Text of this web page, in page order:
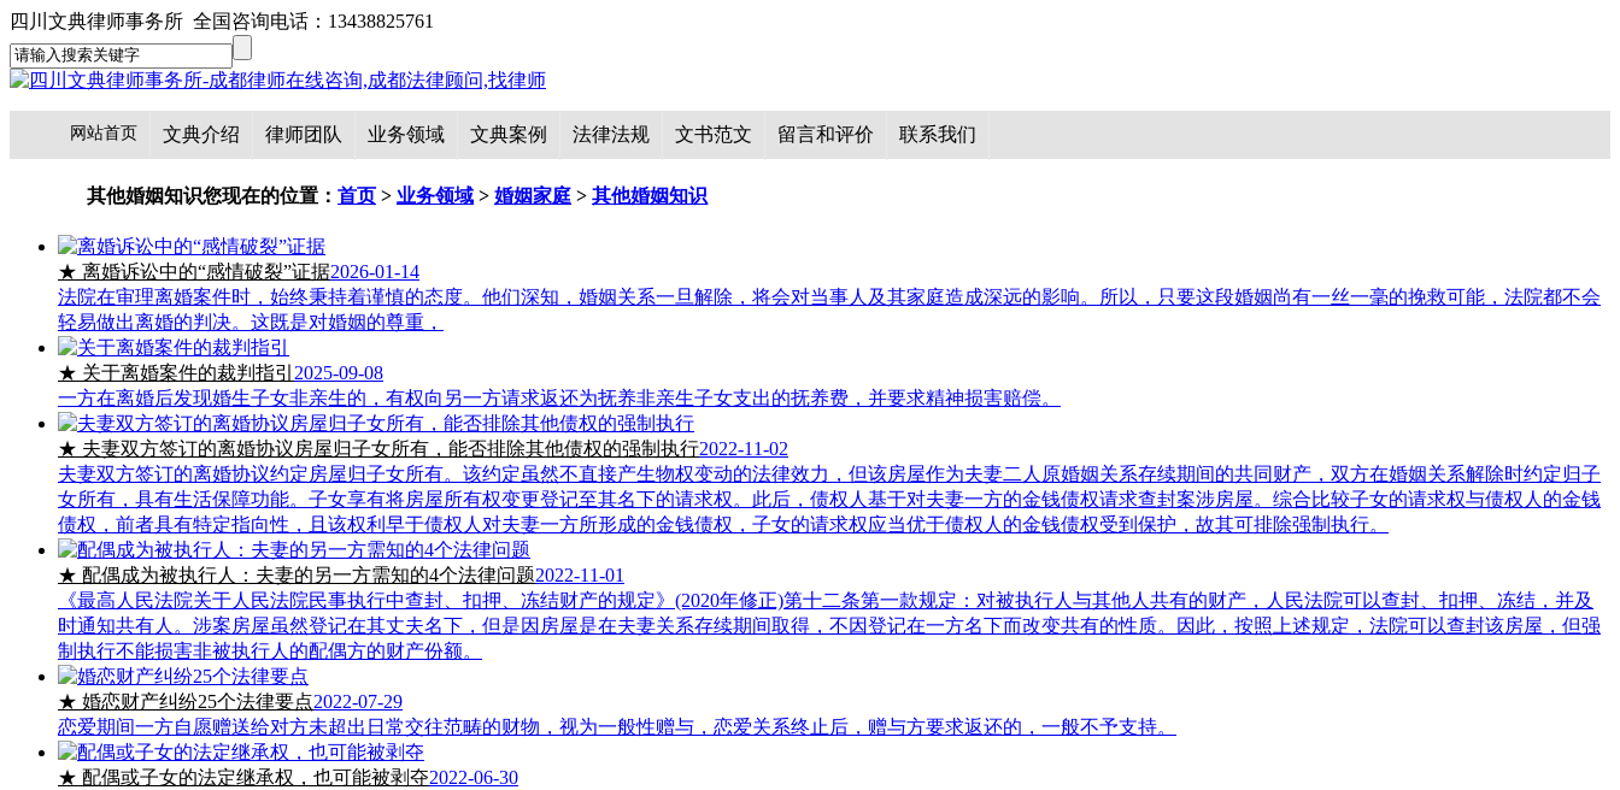
四川文典律师事务所 全国咨询电话：13438825761
网站首页 文典介绍 律师团队 业务领域 文典案例 法律法规 文书范文 留言和评价 联系我们
其他婚姻知识您现在的位置： 首页 > 业务领域 > 婚姻家庭 > 其他婚姻知识
★ 离婚诉讼中的“感情破裂”证据2026-01-14
法院在审理离婚案件时，始终秉持着谨慎的态度。他们深知，婚姻关系一旦解除，将会对当事人及其家庭造成深远的影响。所以，只要这段婚姻尚有一丝一毫的挽救可能，法院都不会
轻易做出离婚的判决。这既是对婚姻的尊重，
★ 关于离婚案件的裁判指引 2025-09-08
一方在离婚后发现婚生子女非亲生的，有权向另一方请求返还为抚养非亲生子女支出的抚养费，并要求精神损害赔偿。
★ 夫妻双方签订的离婚协议房屋归子女所有，能否排除其他债权的强制执行2022-11-02
夫妻双方签订的离婚协议约定房屋归子女所有。该约定虽然不直接产生物权变动的法律效力，但该房屋作为夫妻二人原婚姻关系存续期间的共同财产，双方在婚姻关系解除时约定归子
女所有，具有生活保障功能。子女享有将房屋所有权变更登记至其名下的请求权。此后，债权人基于对夫妻一方的金钱债权请求查封案涉房屋。综合比较子女的请求权与债权人的金钱
债权，前者具有特定指向性，且该权利早于债权人对夫妻一方所形成的金钱债权，子女的请求权应当优于债权人的金钱债权受到保护，故其可排除强制执行。
★ 配偶成为被执行人：夫妻的另一方需知的4个法律问题2022-11-01
《最高人民法院关于人民法院民事执行中查封、扣押、冻结财产的规定》(2020年修正)第十二条第一款规定：对被执行人与其他人共有的财产，人民法院可以查封、扣押、冻结，并及
时通知共有人。涉案房屋虽然登记在其丈夫名下，但是因房屋是在夫妻关系存续期间取得，不因登记在一方名下而改变共有的性质。因此，按照上述规定，法院可以查封该房屋，但强
制执行不能损害非被执行人的配偶方的财产份额。
★ 婚恋财产纠纷25个法律要点2022-07-29
恋爱期间一方自愿赠送给对方未超出日常交往范畴的财物，视为一般性赠与，恋爱关系终止后，赠与方要求返还的，一般不予支持。
★ 配偶或子女的法定继承权，也可能被剥夺2022-06-30